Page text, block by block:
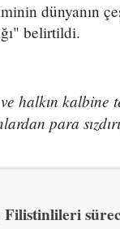
dünyanın
belirtildi.
halkın kalbine
para